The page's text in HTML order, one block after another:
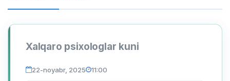
Xalqaro psixologlar kuni
22-noyabr, 2025 11:00